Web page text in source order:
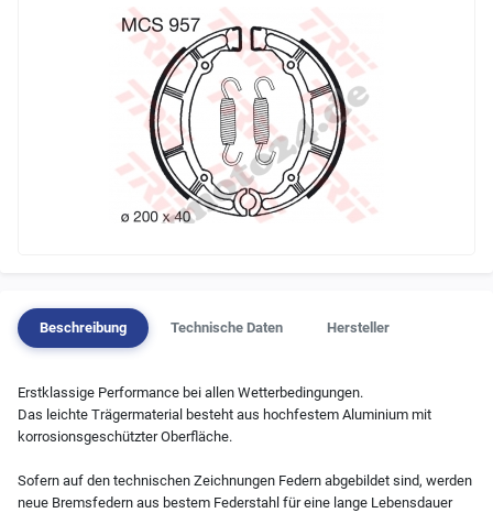
Beschreibung Technische Daten Hersteller
Erstklassige Performance bei allen Wetterbedingungen.
Das leichte Trägermaterial besteht aus hochfestem Aluminium mit
korrosionsgeschützter Oberfläche.
Sofern auf den technischen Zeichnungen Federn abgebildet sind, werden
neue Bremsfedern aus bestem Federstahl für eine lange Lebensdauer